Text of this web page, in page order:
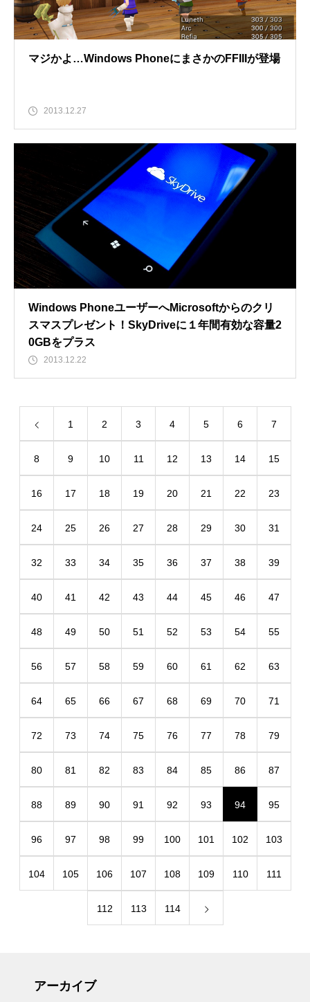
マジかよ…Windows PhoneにまさかのFFIIIが登場
2013.12.27
Windows PhoneユーザーへMicrosoftからのクリ
スマスプレゼント！SkyDriveに１年間有効な容量2
0GBをプラス
2013.12.22
1 2 3 4 5 6 7
8 9 10 11 12 13 14 15
16 17 18 19 20 21 22 23
24 25 26 27 28 29 30 31
32 33 34 35 36 37 38 39
40 41 42 43 44 45 46 47
48 49 50 51 52 53 54 55
56 57 58 59 60 61 62 63
64 65 66 67 68 69 70 71
72 73 74 75 76 77 78 79
80 81 82 83 84 85 86 87
88 89 90 91 92 93 94 95
96 97 98 99 100 101 102 103
104 105 106 107 108 109 110 111
112 113 114
アーカイブ